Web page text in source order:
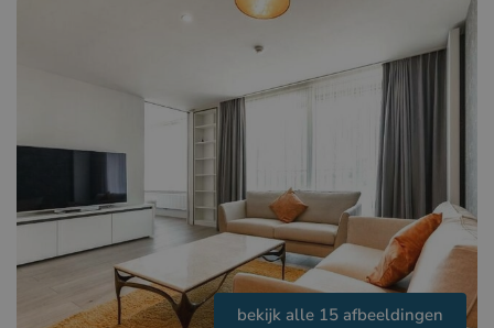
bekijk alle 15 afbeeldingen